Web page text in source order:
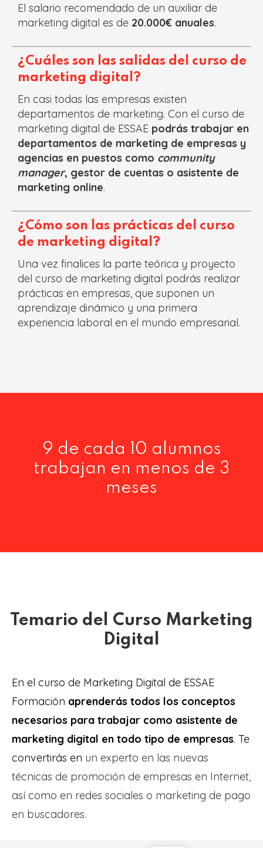
El salario recomendado de un auxiliar de
marketing digital es de 20.000€ anuales.
¿Cuáles son las salidas del curso de
marketing digital?
En casi todas las empresas existen
departamentos de marketing. Con el curso de
marketing digital de ESSAE podrás trabajar en
departamentos de marketing de empresas y
agencias en puestos como community
manager, gestor de cuentas o asistente de
marketing online.
¿Cómo son las prácticas del
curso
de marketing digital ?
Una vez finalices la parte teórica y proyecto
del curso de marketing digital podrás realizar
prácticas en empresas, que suponen un
aprendizaje dinámico y una primera
experiencia laboral en el mundo empresarial.
9 de cada 10 alumnos
trabajan en menos de 3
meses
Temario del Curso Marketing
Digital
En el curso de Marketing Digital de ESSAE
Formación aprenderás todos los conceptos
necesarios para trabajar como asistente de
marketing digital en todo tipo de empresas. Te
convertirás en un experto en las nuevas
técnicas de promoción de empresas en Internet,
así como en redes sociales o marketing de pago
en buscadores.